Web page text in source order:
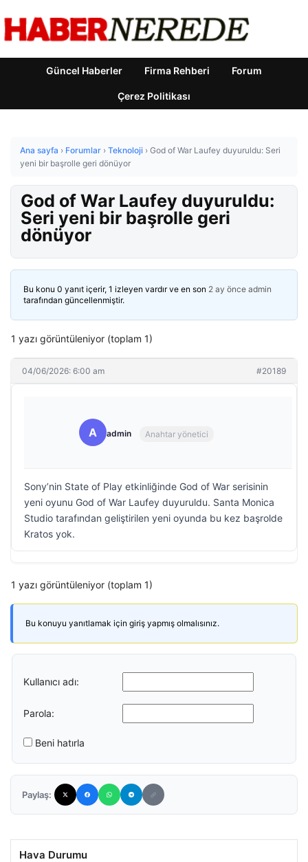
Güncel Haberler Firma Rehberi Forum
Çerez Politikası
Ana sayfa › Forumlar › Teknoloji › God of War Laufey duyuruldu: Seri
yeni bir başrolle geri dönüyor
God of War Laufey duyuruldu:
Seri yeni bir başrolle geri
dönüyor
Bu konu 0 yanıt içerir, 1 izleyen vardır ve en son 2 ay önce admin
tarafından güncellenmiştir.
1 yazı görüntüleniyor (toplam 1)
04/06/2026: 6:00 am #20189
A admin Anahtar yönetici
Sony’nin State of Play etkinliğinde God of War serisinin
yeni oyunu God of War Laufey duyuruldu. Santa Monica
Studio tarafından geliştirilen yeni oyunda bu kez başrolde
Kratos yok.
1 yazı görüntüleniyor (toplam 1)
Bu konuyu yanıtlamak için giriş yapmış olmalısınız.
Kullanıcı adı:
Parola:
Beni hatırla
Paylaş:
Hava Durumu